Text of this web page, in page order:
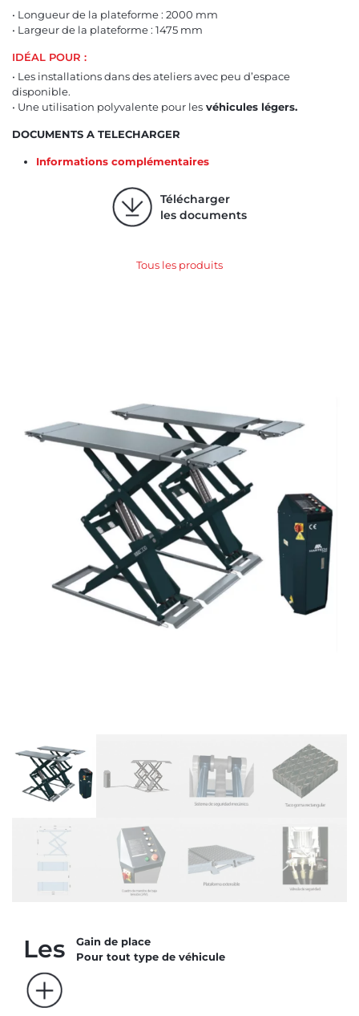
• Longueur de la plateforme : 2000 mm
• Largeur de la plateforme : 1475 mm
IDÉAL POUR :
• Les installations dans des ateliers avec peu d’espace
disponible.
• Une utilisation polyvalente pour les véhicules légers.
DOCUMENTS A TELECHARGER
Informations complémentaires
Télécharger
les documents
Tous les produits
Les
Gain de place
Pour tout type de véhicule